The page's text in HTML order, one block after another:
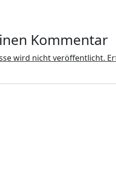
Kommentar
wird nicht veröffentlicht.